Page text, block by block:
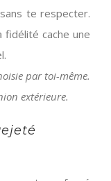
te respecter.
cache une
par toi-même.
extérieure.